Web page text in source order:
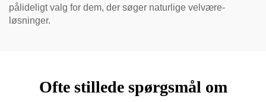
pålideligt valg for dem, der søger naturlige velvære-
løsninger.
Ofte stillede spørgsmål om